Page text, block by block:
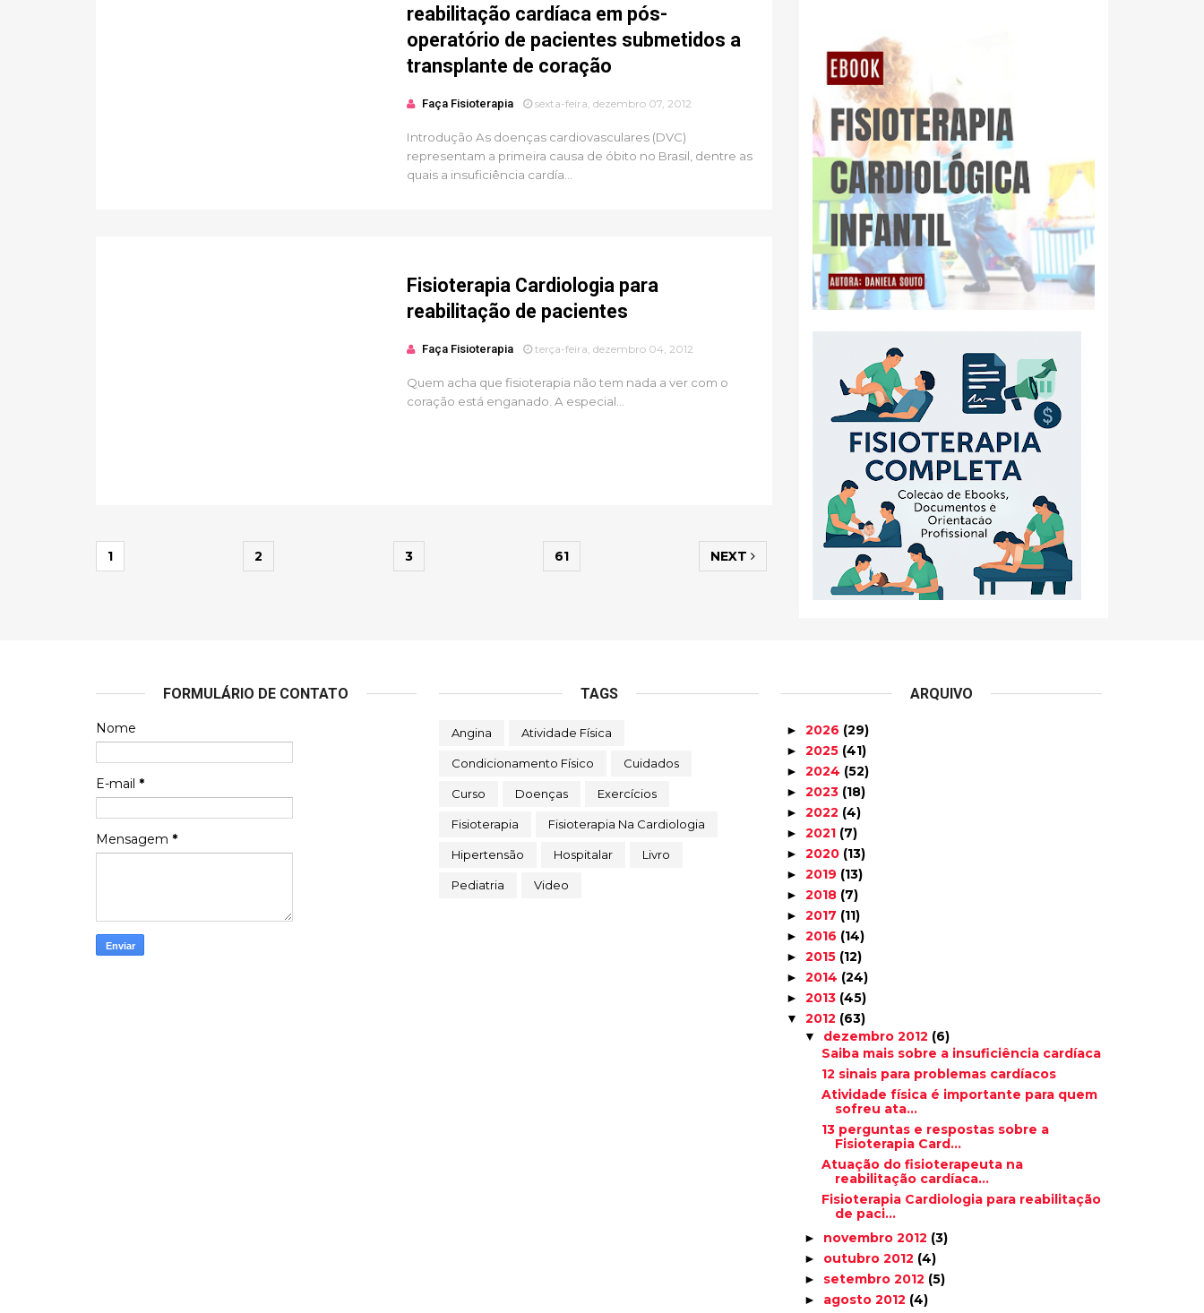
reabilitação cardíaca em pós-
operatório de pacientes submetidos a
transplante de coração
Faça Fisioterapia sexta-feira, dezembro 07, 2012
Introdução As doenças cardiovasculares (DVC)
representam a primeira causa de óbito no Brasil, dentre as
quais a insuficiência cardía...
Fisioterapia Cardiologia para
reabilitação de pacientes
Faça Fisioterapia terça-feira, dezembro 04, 2012
Quem acha que fisioterapia não tem nada a ver com o
coração está enganado. A especial...
1 2 3 61 NEXT
FORMULÁRIO DE CONTATO
Nome
E-mail *
Mensagem *
TAGS
Angina Atividade Física
Condicionamento Físico Cuidados
Curso Doenças Exercícios
Fisioterapia Fisioterapia Na Cardiologia
Hipertensão Hospitalar Livro
Pediatria Video
ARQUIVO
►2026 (29)
►2025 (41)
►2024 (52)
►2023 (18)
►2022 (4)
►2021 (7)
►2020 (13)
►2019 (13)
►2018 (7)
►2017 (11)
►2016 (14)
►2015 (12)
►2014 (24)
►2013 (45)
▼2012 (63)
▼ dezembro 2012 (6)
Saiba mais sobre a insuficiência cardíaca
12 sinais para problemas cardíacos
Atividade física é importante para quem
sofreu ata...
13 perguntas e respostas sobre a
Fisioterapia Card...
Atuação do fisioterapeuta na
reabilitação cardíaca...
Fisioterapia Cardiologia para reabilitação
de paci...
► novembro 2012 (3)
► outubro 2012 (4)
► setembro 2012 (5)
► agosto 2012 (4)